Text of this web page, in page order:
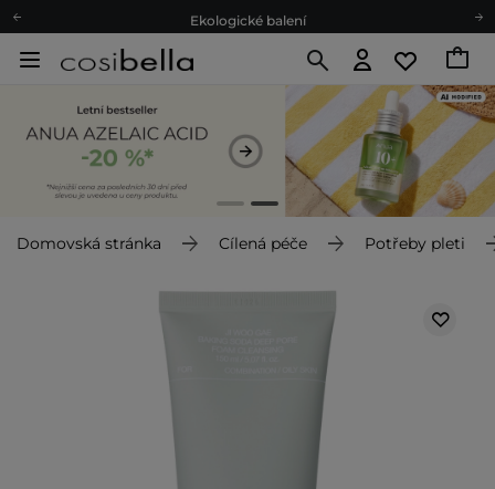
Ekologické balení
Doporučovací Program
Darkové karty
Ekologické balení
Domovská stránka Cílená péče Potřeby pleti